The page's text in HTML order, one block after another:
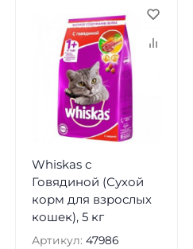
Whiskas с
Говядиной (Сухой
корм для взрослых
кошек), 5 кг
Артикул: 47986